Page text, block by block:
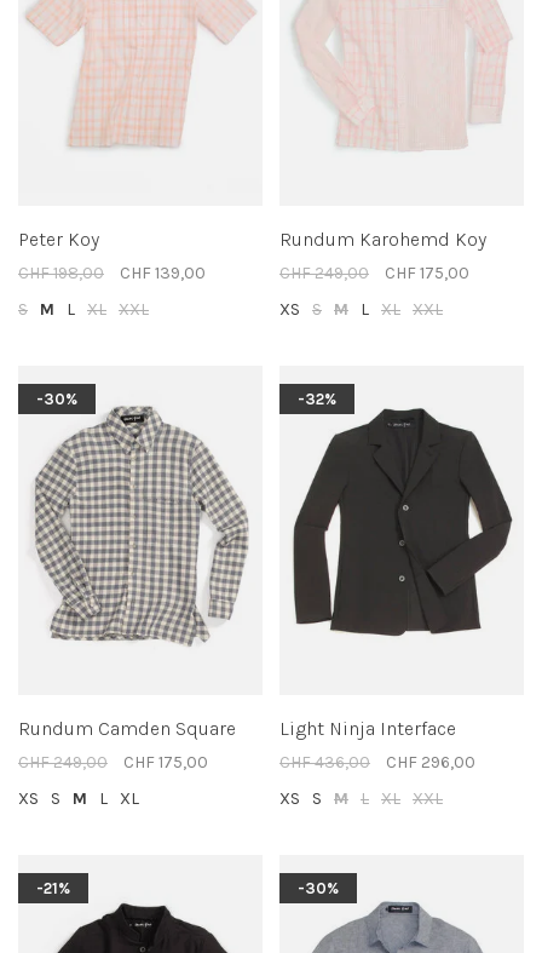
Peter Koy
CHF 198,00
CHF 139,00
S
M L XL XXL
Rundum Karohemd Koy
CHF 249,00
CHF 175,00
XS
S M L XL XXL
-30%
Rundum Camden Square
CHF 249,00
CHF 175,00
XS
S M L XL
-32%
Light Ninja Interface
CHF 436,00
CHF 296,00
XS
S M L XL XXL
-21% -30%